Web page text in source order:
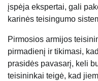
įspėja ekspertai, gali
karinės teisingumo
Pirmosios armijos
pirmadienį ir tikimasi,
prasidės pavasarį, keli
teisininkai teigė, kad